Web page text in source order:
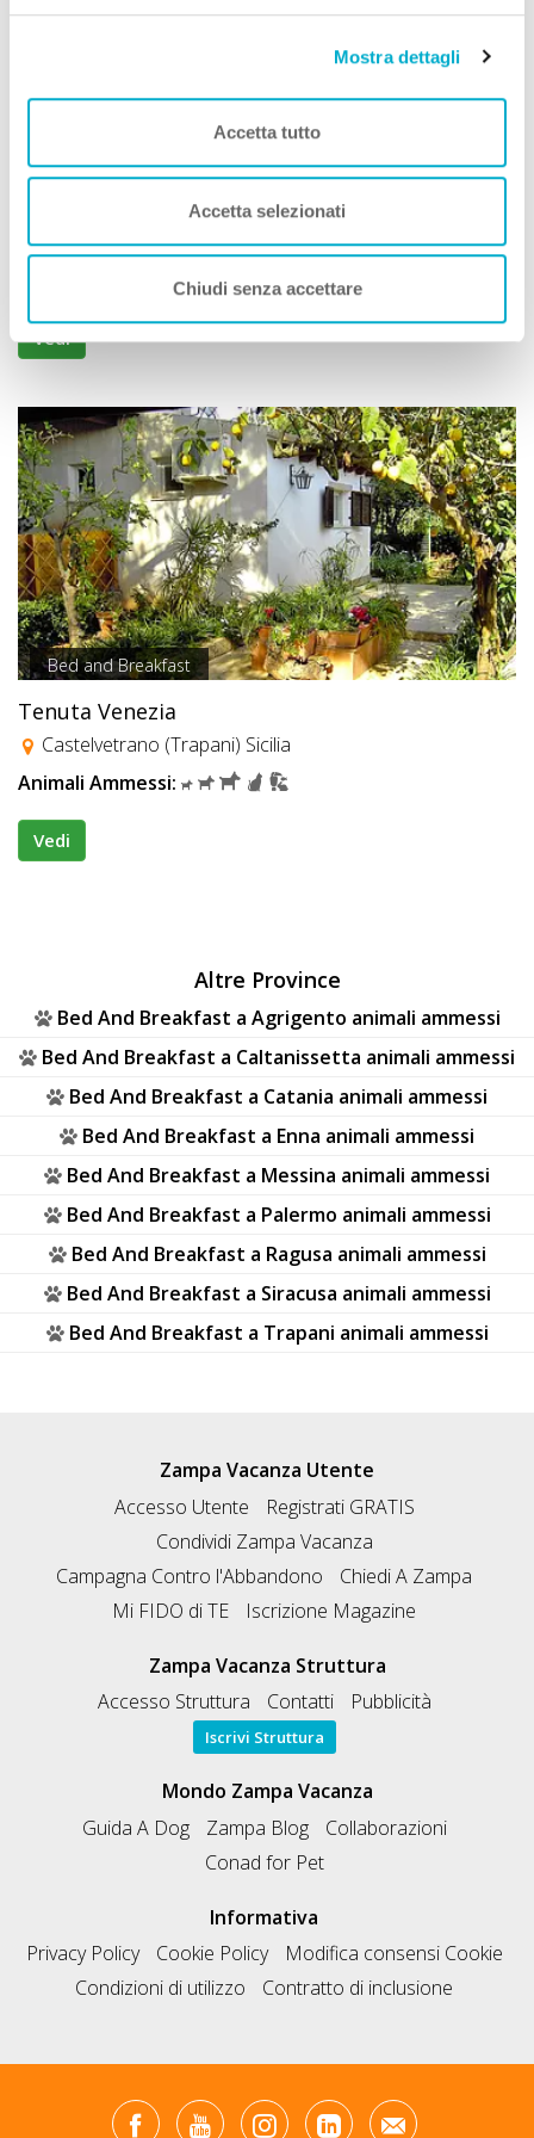
Mostra dettagli
Accetta tutto
Accetta selezionati
Chiudi senza accettare
Bed and Breakfast
B&B Baglio Ferlito
Buseto Palizzolo (Trapani) Sicilia
Animali Ammessi:
Vedi
Bed and Breakfast
Tenuta Venezia
Castelvetrano (Trapani) Sicilia
Animali Ammessi:
Vedi
Altre Province
Bed And Breakfast a Agrigento animali ammessi
Bed And Breakfast a Caltanissetta animali ammessi
Bed And Breakfast a Catania animali ammessi
Bed And Breakfast a Enna animali ammessi
Bed And Breakfast a Messina animali ammessi
Bed And Breakfast a Palermo animali ammessi
Bed And Breakfast a Ragusa animali ammessi
Bed And Breakfast a Siracusa animali ammessi
Bed And Breakfast a Trapani animali ammessi
Zampa Vacanza Utente
Accesso Utente
Registrati GRATIS
Condividi Zampa Vacanza
Campagna Contro l'Abbandono
Chiedi A Zampa
Mi FIDO di TE
Iscrizione Magazine
Zampa Vacanza Struttura
Accesso Struttura
Contatti Pubblicità
Iscrivi Struttura
Mondo Zampa Vacanza
Guida A Dog
Zampa Blog
Collaborazioni
Conad for Pet
Informativa
Privacy Policy
Cookie Policy
Modifica consensi Cookie
Condizioni di utilizzo
Contratto di inclusione